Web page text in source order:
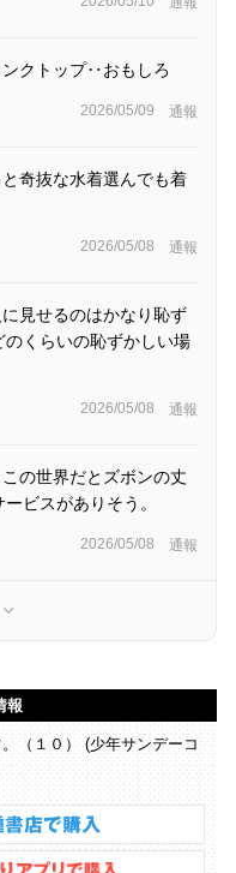
クトップ‥おもしろ
2026/05/09 通報
奇抜な水着選んでも着
2026/05/08 通報
見せるのはかなり恥ず
くらいの恥ずかしい場
2026/05/08 通報
の世界だとズボンの丈
ビスがありそう。
2026/05/08 通報
報
（１０） (少年サンデーコ